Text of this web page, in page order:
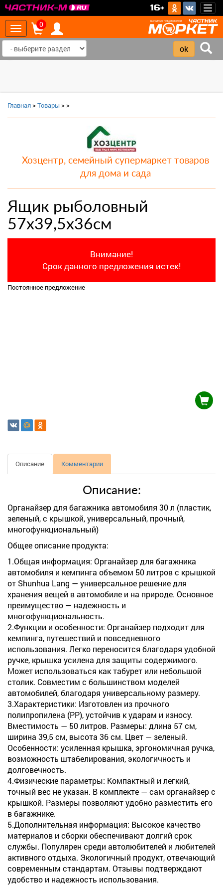
16+
Toggle
navigation
0
Главная>Товары >>
Хозцентр, семейный супермаркет товаров
для дома и сада
Ящик рыболовный
57х39,5х36см
Внимание!
Срок данного предложения истек!
Постоянное предложение
Описание Комментарии
Описание:
Органайзер для багажника автомобиля 30 л (пластик,
зеленый, с крышкой, универсальный, прочный,
многофункциональный)
Общее описание продукта:
1.Общая информация: Органайзер для багажника
автомобиля и кемпинга объемом 50 литров с крышкой
от Shunhua Lang — универсальное решение для
хранения вещей в автомобиле и на природе. Основное
преимущество — надежность и
многофункциональность.
2.Функции и особенности: Органайзер подходит для
кемпинга, путешествий и повседневного
использования. Легко переносится благодаря удобной
ручке, крышка усилена для защиты содержимого.
Может использоваться как табурет или небольшой
столик. Совместим с большинством моделей
автомобилей, благодаря универсальному размеру.
3.Характеристики: Изготовлен из прочного
полипропилена (PP), устойчив к ударам и износу.
Вместимость — 50 литров. Размеры: длина 57 см,
ширина 39,5 см, высота 36 см. Цвет — зеленый.
Особенности: усиленная крышка, эргономичная ручка,
возможность штабелирования, экологичность и
долговечность.
4.Физические параметры: Компактный и легкий,
точный вес не указан. В комплекте — сам органайзер с
крышкой. Размеры позволяют удобно разместить его
в багажнике.
5.Дополнительная информация: Высокое качество
материалов и сборки обеспечивают долгий срок
службы. Популярен среди автолюбителей и любителей
активного отдыха. Экологичный продукт, отвечающий
современным стандартам. Отзывы подтверждают
удобство и надежность использования.
‹ ›